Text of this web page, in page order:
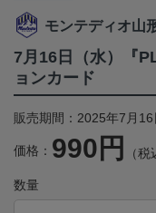
モンテディオ山
7月16日（水）『
ョンカード
販売期間：2025年7月
価格： 990円 （税
数量